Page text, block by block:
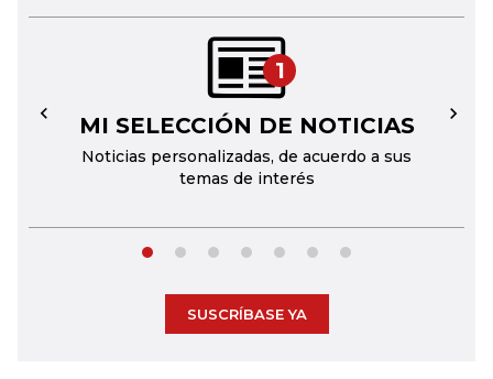
1
MI SELECCIÓN DE NOTICIAS
Noticias personalizadas, de acuerdo a sus
temas de interés
← →
SUSCRÍBASE YA